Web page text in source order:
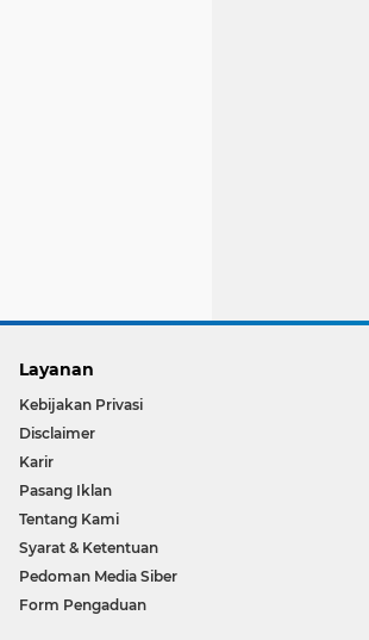
Layanan
Kebijakan Privasi
Disclaimer
Karir
Pasang Iklan
Tentang Kami
Syarat & Ketentuan
Pedoman Media Siber
Form Pengaduan